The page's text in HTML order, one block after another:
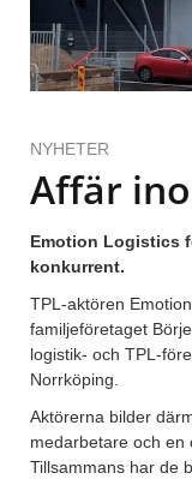
NYHETER
Affär
Emotion Logistics
konkurrent.
TPL-aktören
familjeföretaget
logistik- och TPL-
Norrköping.
Aktörerna bilder
medarbetare och en
Tillsammans har de